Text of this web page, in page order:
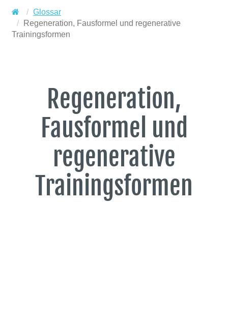
Glossar
Regeneration, Fausformel und regenerative
Trainingsformen
Regeneration,
Fausformel und
regenerative
Trainingsformen